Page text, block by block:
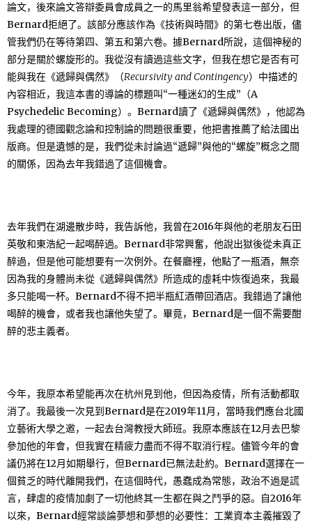
論文，後來論文答辯委員會成員之一的馬里翁希望發表這一部分，但
Bernard拒絕了。該部分應該作為《技術與時間》的第七卷出版，儘
管我們仍在等待第四、第五和第六卷。據Bernard所說，這個神秘的
部分是關於螺旋形的。我從沒有讀過這些文字，但我在想它是否有可
能與我在《遞歸與偶然》（Recursivity and Contingency）中描述的
內容相近，我這本書的導論的標題叫“一種迷幻的生成”（A
Psychedelic Becoming）。Bernard讀了《遞歸與偶然》，他認為
我處理的德國觀念論和控制論的問題很重要，他把書推薦了給法國出
版商。但是遺憾的是，我們從未討論過“遞歸”與他的“螺旋”概念之間
的關係，因為去年我錯過了這個機會。
去年我們在湖邊散步時，我告訴他，我曾在2016年與他的老朋友石田
英敬和東浩紀一起喝醉過。Bernard非常興奮，他說出獄後從未真正
醉過，但是他可能想要有一次例外。在餐廳裡，他點了一瓶酒，無奈
因為我的身體尚未從《遞歸與偶然》所造成的虛耗中恢復過來，我最
多只能喝一杯。Bernard不得不把半瓶紅酒帶回酒店。我錯過了讓他
喝醉的機會，或者我也讓他失望了。畢竟，Bernard是一個不需要酣
醉的悲主義者。
今年，我原本希望能再次在杭州見到他，但因為疫情，所有活動都取
消了。我最後一次見到Bernard是在2019年11月，當時我們應台北國
立藝術大學之邀，一起去台灣教授大師班。我原本應該在12月去巴黎
參加他的年會，但我實在精疲力盡而不得不取消行程。儘管今年的會
議仍將在12月如期舉行，但Bernard已無法赴約。Bernard選擇在一
個貧乏的時代離開我們，在這個時代，愚蠢成為常態，政治不過是謊
言，肆虐的疫情加劇了一切他終其一生都在與之鬥爭的惡。自2016年
以來，Bernard經常談論夢想和夢想的必要性：工業資本主義摧毀了